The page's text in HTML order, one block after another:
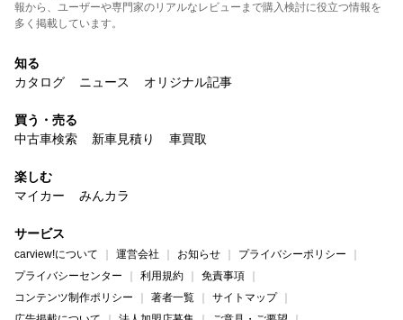
報から、ユーザーや専門家のリアルなレビューまで購入検討に役立つ情報を
多く掲載しています。
知る
カタログ
ニュース オリジナル記事
買う・売る
中古車検索
新車見積り 車買取
楽しむ
マイカー
みんカラ
サービス
carview!について 運営会社 お知らせ
プライバシーポリシー
プライバシーセンター
利用規約
免責事項
コンテンツ制作ポリシー
著者一覧
サイトマップ